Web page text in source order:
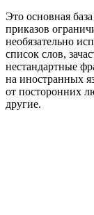
Это основная
приказов
необязательно
список слов,
нестандартные
на иностранных
от посторонних
другие.